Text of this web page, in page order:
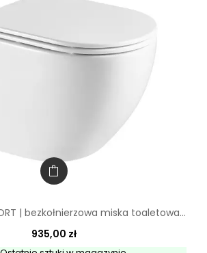
| bezkołnierzowa miska toaletowa...
935,00 zł